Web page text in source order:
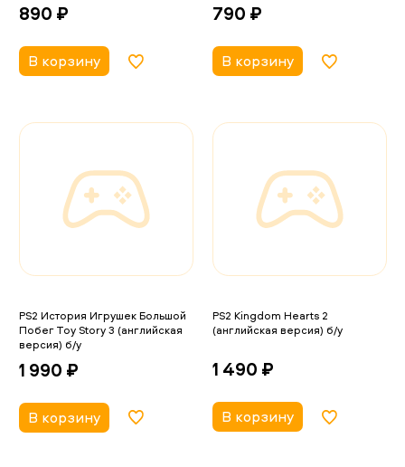
890 ₽
В корзину
790 ₽
В корзину
PS2 История Игрушек Большой
Побег Toy Story 3 (английская
версия) б/у
1 990 ₽
В корзину
PS2 Kingdom Hearts 2
(английская версия) б/у
1 490 ₽
В корзину